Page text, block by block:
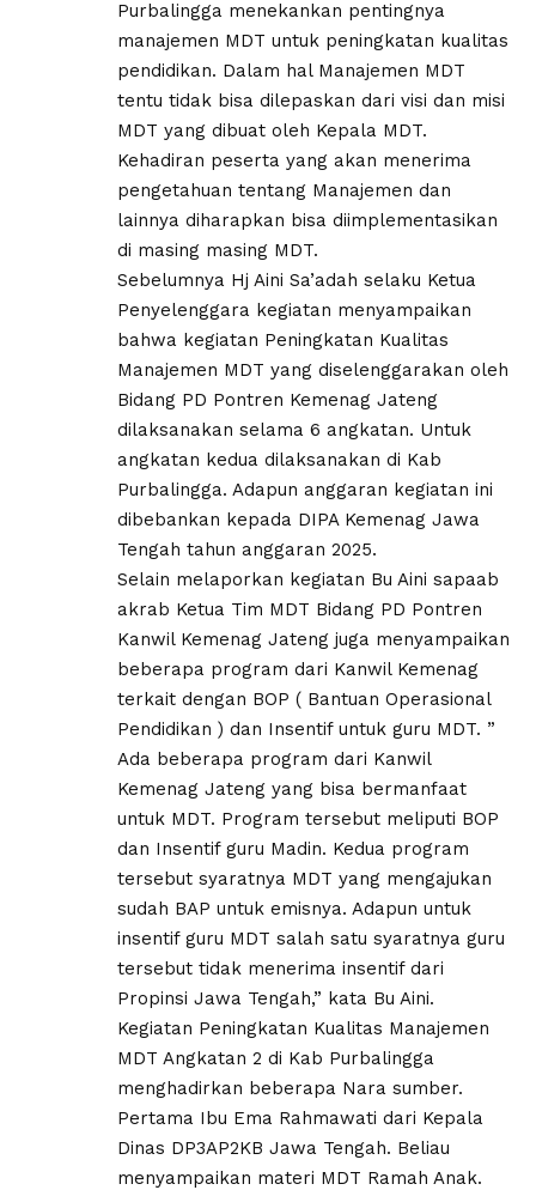
Purbalingga menekankan pentingnya
manajemen MDT untuk peningkatan kualitas
pendidikan. Dalam hal Manajemen MDT
tentu tidak bisa dilepaskan dari visi dan misi
MDT yang dibuat oleh Kepala MDT.
Kehadiran peserta yang akan menerima
pengetahuan tentang Manajemen dan
lainnya diharapkan bisa diimplementasikan
di masing masing MDT.
Sebelumnya Hj Aini Sa’adah selaku Ketua
Penyelenggara kegiatan menyampaikan
bahwa kegiatan Peningkatan Kualitas
Manajemen MDT yang diselenggarakan oleh
Bidang PD Pontren Kemenag Jateng
dilaksanakan selama 6 angkatan. Untuk
angkatan kedua dilaksanakan di Kab
Purbalingga. Adapun anggaran kegiatan ini
dibebankan kepada DIPA Kemenag Jawa
Tengah tahun anggaran 2025.
Selain melaporkan kegiatan Bu Aini sapaab
akrab Ketua Tim MDT Bidang PD Pontren
Kanwil Kemenag Jateng juga menyampaikan
beberapa program dari Kanwil Kemenag
terkait dengan BOP ( Bantuan Operasional
Pendidikan ) dan Insentif untuk guru MDT. ”
Ada beberapa program dari Kanwil
Kemenag Jateng yang bisa bermanfaat
untuk MDT. Program tersebut meliputi BOP
dan Insentif guru Madin. Kedua program
tersebut syaratnya MDT yang mengajukan
sudah BAP untuk emisnya. Adapun untuk
insentif guru MDT salah satu syaratnya guru
tersebut tidak menerima insentif dari
Propinsi Jawa Tengah,” kata Bu Aini.
Kegiatan Peningkatan Kualitas Manajemen
MDT Angkatan 2 di Kab Purbalingga
menghadirkan beberapa Nara sumber.
Pertama Ibu Ema Rahmawati dari Kepala
Dinas DP3AP2KB Jawa Tengah. Beliau
menyampaikan materi MDT Ramah Anak.